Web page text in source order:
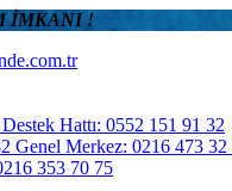
İMKANI !
Destek Hattı: 0552 151 91 32
Genel Merkez: 0216 473 32
353 70 75